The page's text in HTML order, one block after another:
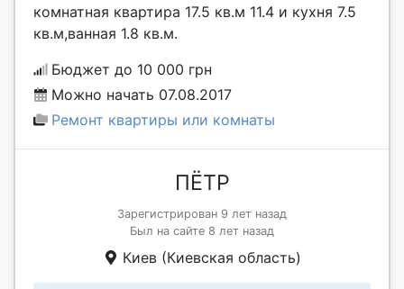
комнатная квартира 17.5 кв.м 11.4 и кухня 7.5
кв.м,ванная 1.8 кв.м.
Бюджет до 10 000 грн
Можно начать 07.08.2017
Ремонт квартиры или комнаты
ПЁТР
Зарегистрирован 9 лет назад
Был на сайте 8 лет назад
Киев (Киевская область)